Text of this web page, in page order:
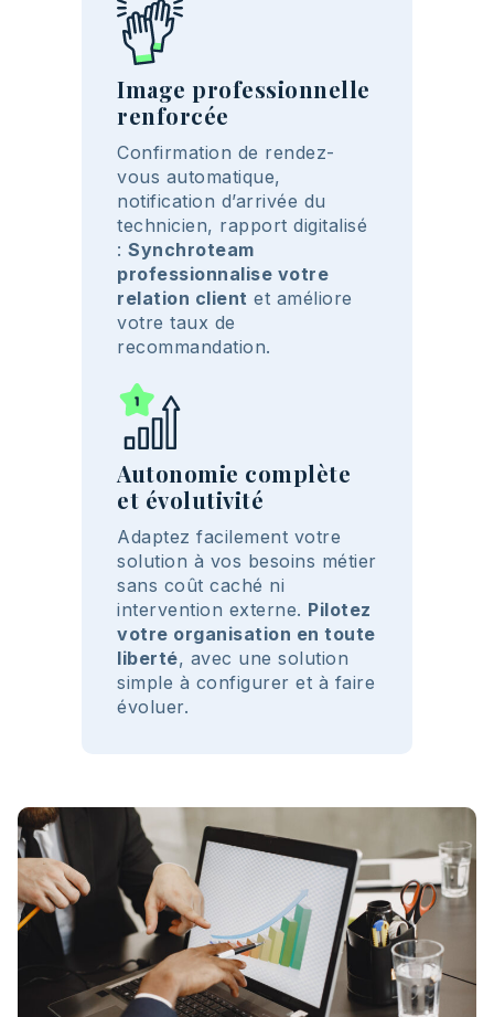
Image professionnelle
renforcée
Confirmation de rendez-
vous automatique,
notification d’arrivée du
technicien, rapport digitalisé
: Synchroteam
professionnalise votre
relation client et améliore
votre taux de
recommandation.
Autonomie complète
et évolutivité
Adaptez facilement votre
solution à vos besoins métier
sans coût caché ni
intervention externe. Pilotez
votre organisation en toute
liberté, avec une solution
simple à configurer et à faire
évoluer.